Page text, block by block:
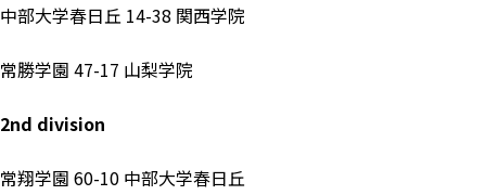
中部大学春日丘 14-38 関西学院
常勝学園 47-17 山梨学院
2nd division
常翔学園 60-10 中部大学春日丘